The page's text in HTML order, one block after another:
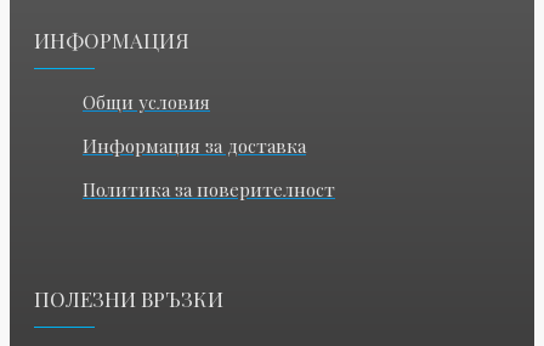
ИНФОРМАЦИЯ
Общи условия
Информация за доставка
Политика за поверителност
ПОЛЕЗНИ ВРЪЗКИ